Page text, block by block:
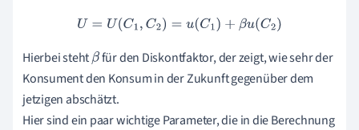
U=U(C1,C2 =u (C1)+βu(C 2)
Hierbei stehtβfür den Diskontfaktor, der zeigt, wie sehr der
Konsument den Konsum in der Zukunft gegenüber dem
jetzigen abschätzt.
Hier sind ein paar wichtige Parameter, die in die Berechnung